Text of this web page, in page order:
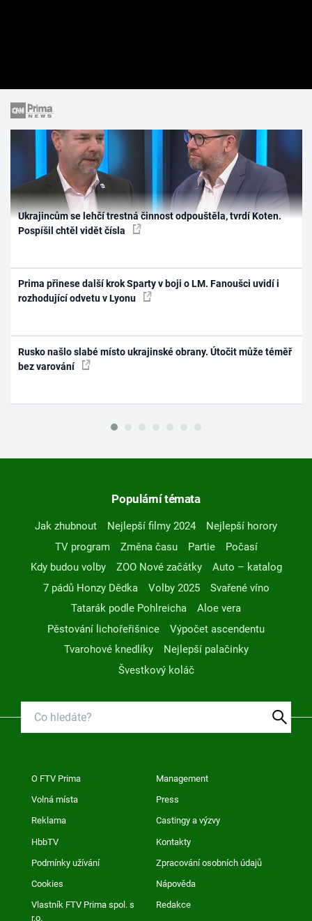
Ukrajincům se lehčí trestná činnost odpouštěla, tvrdí Koten.
Pospíšil chtěl vidět čísla
Prima přinese další krok Sparty v boji o LM. Fanoušci uvidí i
rozhodující odvetu v Lyonu
Rusko našlo slabé místo ukrajinské obrany. Útočit může téměř
bez varování
Populární témata
Jak zhubnout Nejlepší filmy 2024
Nejlepší horory
TV program
Změna času Partie
Počasí
Kdy budou volby
ZOO Nové začátky
Auto – katalog
7 pádů Honzy Dědka
Volby 2025
Svařené víno
Tatarák podle Pohlreicha
Aloe vera
Pěstování lichořeřišnice
Výpočet ascendentu
Tvarohové knedlíky
Nejlepší palačinky
Švestkový koláč
O FTV Prima Management
Volná místa Press
Reklama Castingy a výzvy
HbbTV Kontakty
Podmínky užívání Zpracování osobních údajů
Cookies Nápověda
Vlastník FTV Prima spol. s
r.o.
Redakce